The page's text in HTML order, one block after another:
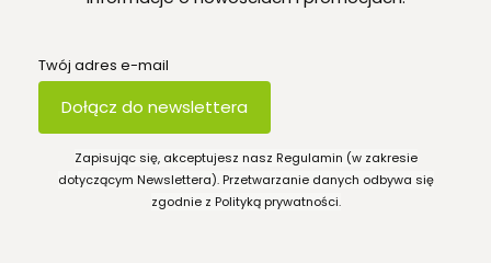
Twój adres e-mail
Dołącz do newslettera
Zapisując się, akceptujesz nasz Regulamin (w zakresie
dotyczącym Newslettera). Przetwarzanie danych odbywa się
zgodnie z Polityką prywatności.